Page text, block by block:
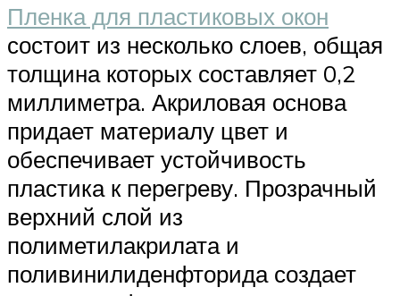
Пленка для пластиковых окон
состоит из несколько слоев, общая
толщина которых составляет 0,2
миллиметра. Акриловая основа
придает материалу цвет и
обеспечивает устойчивость
пластика к перегреву. Прозрачный
верхний слой из
полиметилакрилата и
поливинилиденфторида создает